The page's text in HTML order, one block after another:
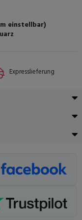
einstellbar)
Expresslieferung